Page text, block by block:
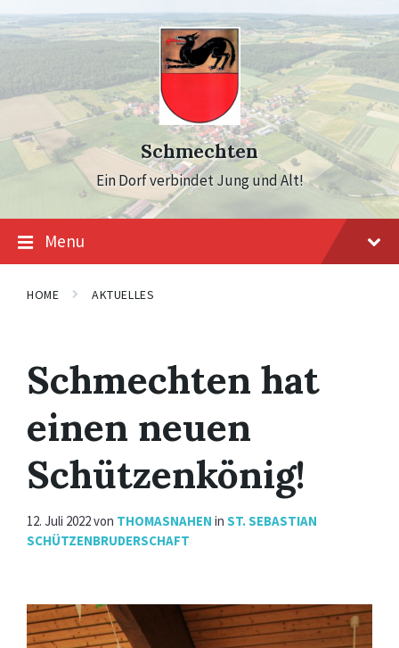
to
content
to
main
to
footer
Schmechten
Ein Dorf verbindet Jung und Alt!
Menu
HOME AKTUELLES
Schmechten hat
einen neuen
Schützenkönig!
12. Juli 2022von THOMASNAHEN in ST. SEBASTIAN
SCHÜTZENBRUDERSCHAFT